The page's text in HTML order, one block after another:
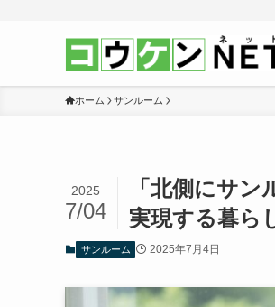
ホーム サンルーム
「北側にサ
実現する暮ら
2025
7/04
サンルーム 2025年7月4日